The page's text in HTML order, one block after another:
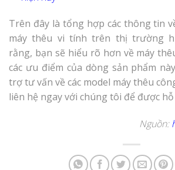
Trên đây là tổng hợp các thông tin
máy thêu vi tínhtrên thị trường
rằng, bạn sẽ hiểu rõ hơn về máy
các ưu điểm của dòng sản phẩm
trợ tư vấn về các model máy thêu
liên hệ ngay với chúng tôi để được
Nguồn: